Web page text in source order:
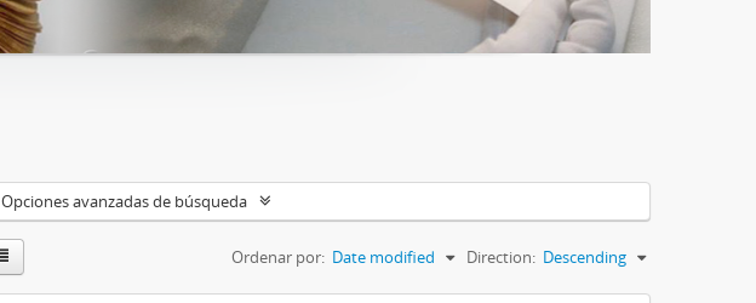
Opciones avanzadas de búsqueda
Ordenar por: Date modified Direction: Descending